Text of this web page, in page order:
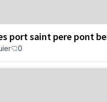
port saint pere pont
0